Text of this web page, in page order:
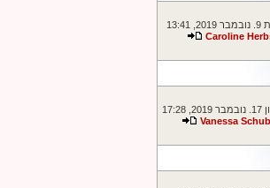
Caroline
Vanessa